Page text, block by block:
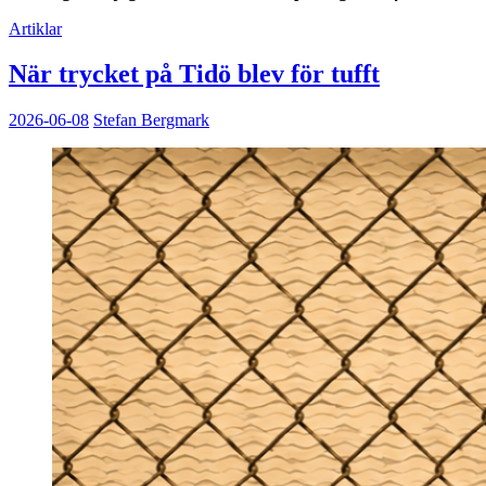
Artiklar
När trycket på Tidö blev för tufft
2026-06-08 Stefan Bergmark